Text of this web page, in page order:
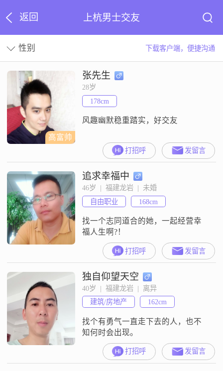
返回 上杭男士交友
性别 下载客户端，便捷沟通
高富帅
张先生
28岁
178cm
风趣幽默稳重踏实，好交友
打招呼 发留言
追求幸福中
46岁  |  福建龙岩  |  未婚
自由职业
168cm
找一个志同道合的她，一起经营幸
福人生啊?！
打招呼 发留言
独自仰望天空
40岁  |  福建龙岩  |  离异
建筑/房地产
162cm
找个有勇气一直走下去的人，也不
知何时会出现。
打招呼 发留言